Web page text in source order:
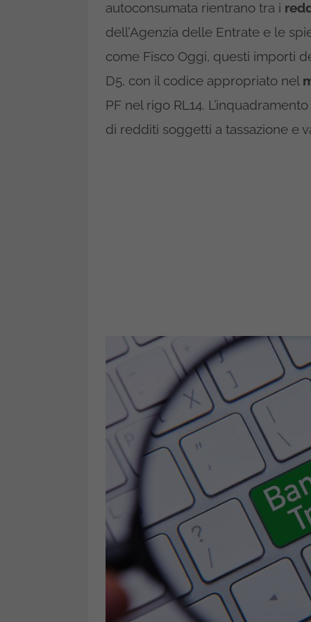
autoconsumata rientrano tra i
dell’Agenzia delle Entrate e le
come Fisco Oggi, questi importi
D5, con il codice appropriato nel
PF nel rigo RL14.
di redditi soggetti a tassazione e